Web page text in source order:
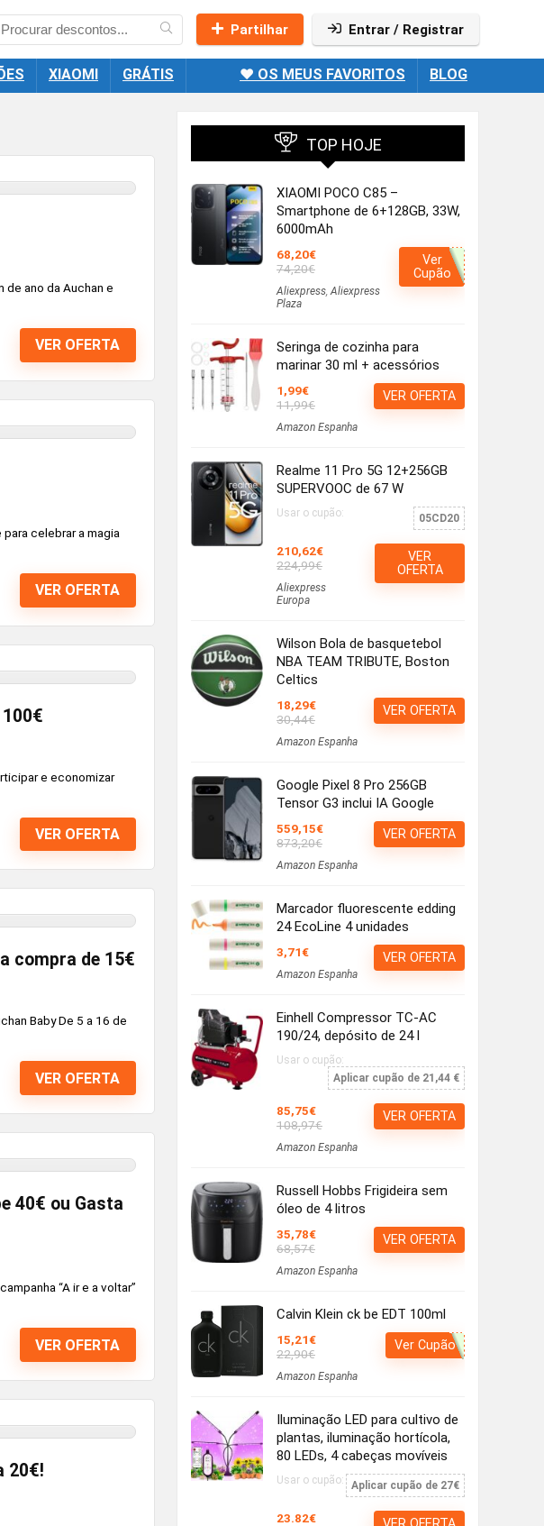
Partilhar Entrar / Registrar
XIAOMI GRÁTIS ❤️ OS MEUS FAVORITOS BLOG
de ano da Auchan e
VER OFERTA
celebrar a magia
VER OFERTA
e economizar
VER OFERTA
compra de 15€
Baby De 5 a 16 de
VER OFERTA
40€ ou Gasta
“A ir e a voltar”
VER OFERTA
20€!
TOP HOJE
XIAOMI POCO C85 –
Smartphone de 6+128GB, 33W,
6000mAh
68,20€
74,20€
Aliexpress,Aliexpress
Plaza
Ver
Cupão
Seringa de cozinha para
marinar 30 ml + acessórios
1,99€
11,99€
Amazon Espanha
VER OFERTA
Realme 11 Pro 5G 12+256GB
SUPERVOOC de 67 W
Usar o cupão: 05CD20
210,62€
224,99€
Aliexpress
Europa
VER
OFERTA
Wilson Bola de basquetebol
NBA TEAM TRIBUTE, Boston
Celtics
18,29€
30,44€
Amazon Espanha
VER OFERTA
Google Pixel 8 Pro 256GB
Tensor G3 inclui IA Google
559,15€
873,20€
Amazon Espanha
VER OFERTA
Marcador fluorescente edding
24 EcoLine 4 unidades
3,71€
Amazon Espanha
VER OFERTA
Einhell Compressor TC-AC
190/24, depósito de 24 l
Usar o cupão:
Aplicar cupão de 21,44 €
85,75€
108,97€
Amazon Espanha
VER OFERTA
Russell Hobbs Frigideira sem
óleo de 4 litros
35,78€
68,57€
Amazon Espanha
VER OFERTA
Calvin Klein ck be EDT 100ml
15,21€
22,90€
Amazon Espanha
Ver Cupão
Iluminação LED para cultivo de
plantas, iluminação hortícola,
80 LEDs, 4 cabeças movíveis
Usar o cupão: Aplicar cupão de 27€
23.82€